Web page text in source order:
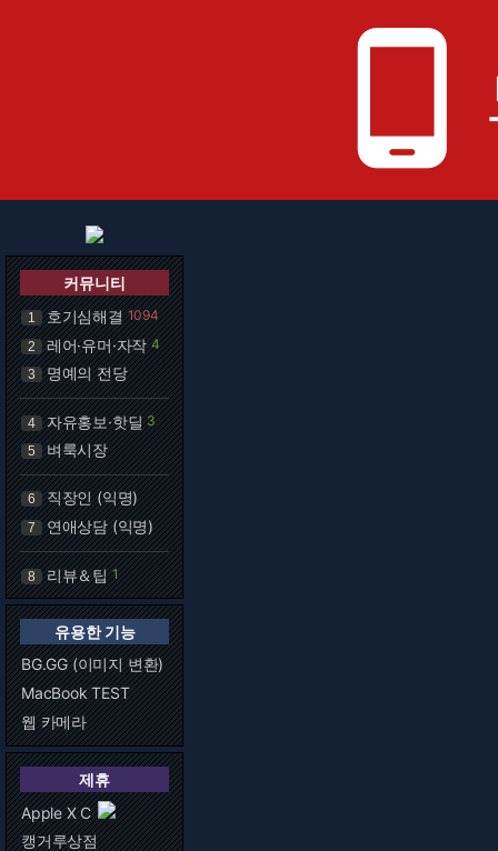
phone_android
커뮤니티
1 호기심해결 1094
2 레어·유머·자작 4
3 명예의 전당
4 자유홍보·핫딜 3
5 벼룩시장
6 직장인 (익명)
7 연애상담 (익명)
8 리뷰＆팁 1
유용한 기능
BG.GG (이미지 변환)
MacBook TEST
웹 카메라
제휴
Apple X C
캥거루상점